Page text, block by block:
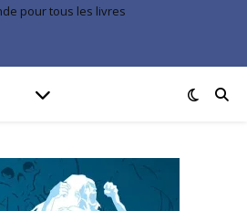
pour tous les livres